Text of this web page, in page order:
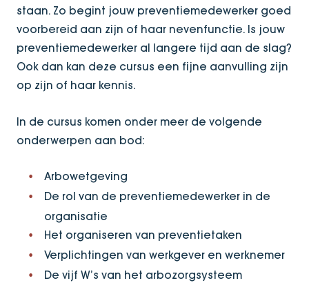
staan. Zo begint jouw preventiemedewerker goed
voorbereid aan zijn of haar nevenfunctie. Is jouw
preventiemedewerker al langere tijd aan de slag?
Ook dan kan deze cursus een fijne aanvulling zijn
op zijn of haar kennis.
In de cursus komen onder meer de volgende
onderwerpen aan bod:
Arbowetgeving
De rol van de preventiemedewerker in de
organisatie
Het organiseren van preventietaken
Verplichtingen van werkgever en werknemer
De vijf W’s van het arbozorgsysteem